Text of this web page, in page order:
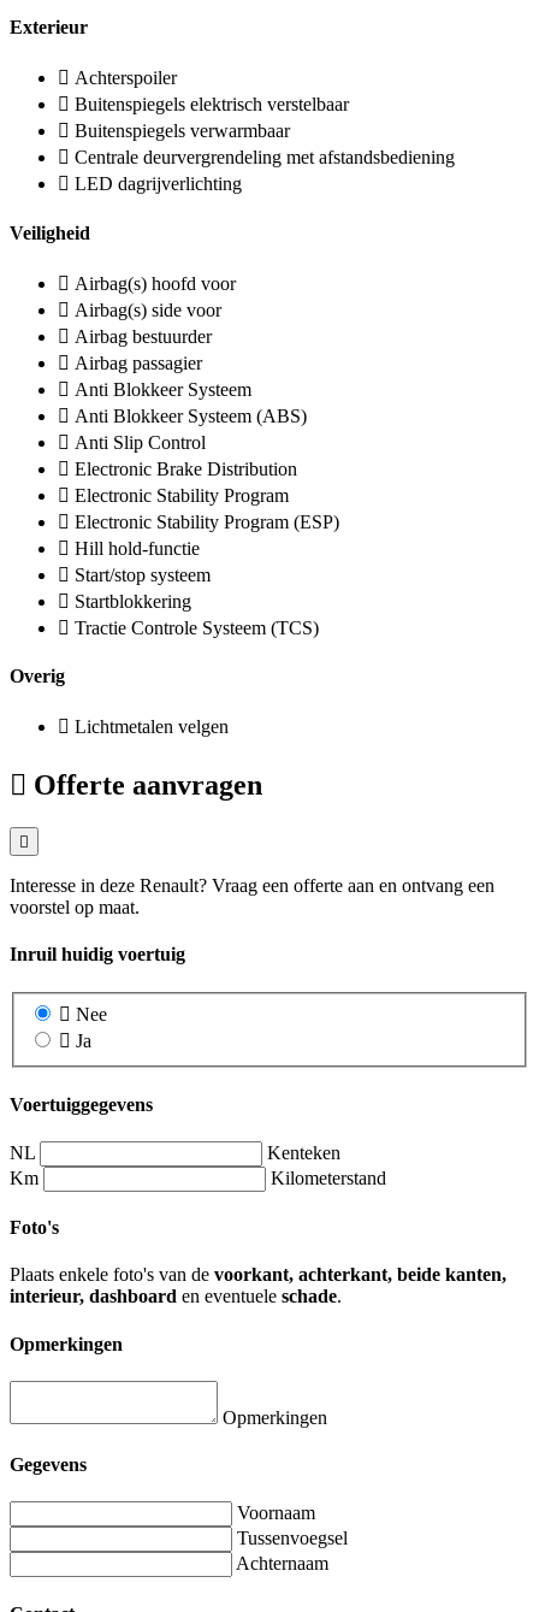
Exterieur
Achterspoiler
Buitenspiegels elektrisch verstelbaar
Buitenspiegels verwarmbaar
Centrale deurvergrendeling met afstandsbediening
LED dagrijverlichting
Veiligheid
Airbag(s) hoofd voor
Airbag(s) side voor
Airbag bestuurder
Airbag passagier
Anti Blokkeer Systeem
Anti Blokkeer Systeem (ABS)
Anti Slip Control
Electronic Brake Distribution
Electronic Stability Program
Electronic Stability Program (ESP)
Hill hold-functie
Start/stop systeem
Startblokkering
Tractie Controle Systeem (TCS)
Overig
Lichtmetalen velgen
Offerte aanvragen
Interesse in deze Renault? Vraag een offerte aan en ontvang een
voorstel op maat.
Inruil huidig voertuig
Nee
Ja
Voertuiggegevens
NL
Kenteken
Km
Kilometerstand
Foto's
Plaats enkele foto's van de voorkant, achterkant, beide kanten,
interieur, dashboard en eventuele schade.
Opmerkingen
Opmerkingen
Gegevens
Voornaam
Tussenvoegsel
Achternaam